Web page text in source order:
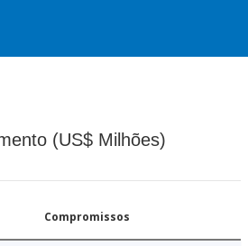
(US$ Milhões)
Compromissos